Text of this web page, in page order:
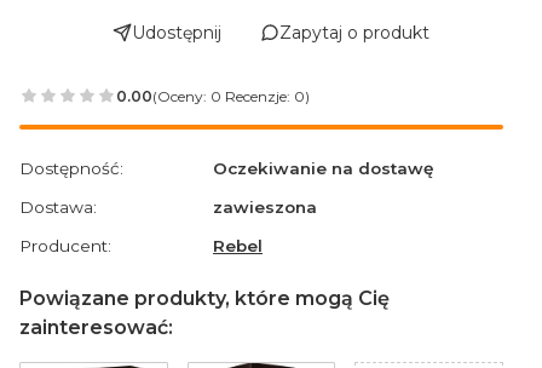
Udostępnij Zapytaj o produkt
0.00(Oceny: 0 Recenzje: 0)
Przejdź do sekcji Opinie
Dostępność:
Oczekiwanie na dostawę
Dostawa:
zawieszona
Producent:
Rebel
Powiązane produkty, które mogą Cię
zainteresować: